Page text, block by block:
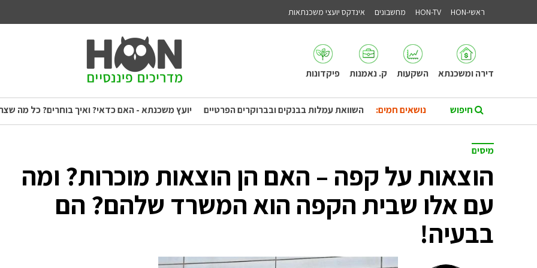
ראשי-HON HON-TV מחשבונים אינדקס יועצי משכנתאות
דירה ומשכנתא השקעות ק. נאמנות פיקדונות
נושאים חמים: השוואת עמלות בבנקים ובברוקרים הפרטיים יועץ משכנתא - האם כדאי? ואיך בוחרים? כל מה
מיסים
הוצאות על קפה – האם הן הוצאות מוכרות? ומה
עם אלו שבית הקפה הוא המשרד שלהם? הם
בבעיה!